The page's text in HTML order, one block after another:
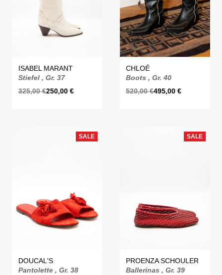
ISABEL MARANT
Stiefel , Gr. 37
325,00€250,00 €
CHLOÉ
Boots , Gr. 40
520,00€495,00€
SALE
DOUCAL'S
Pantolette , Gr. 38
SALE
PROENZA SCHOULER
Ballerinas , Gr. 39